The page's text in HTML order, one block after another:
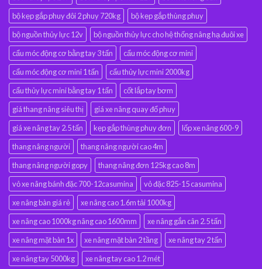
bộ kẹp gắp phuy đôi 2 phuy 720kg
bộ kẹp gắp thùng phuy
bộ nguồn thủy lực 12v
bộ nguồn thủy lực cho hệ thống nâng hạ đuôi xe
cẩu móc động cơ bằng tay 3 tấn
cẩu móc động cơ mini
cẩu móc động cơ mini 1 tấn
cẩu thủy lực mini 2000kg
cẩu thủy lực mini bằng tay 1 tấn
cốt lắp tay bơm
giá thang nâng siêu thị
giá xe nâng quay đổ phuy
giá xe nâng tay 2.5 tấn
kẹp gắp thùng phuy đơn
lốp xe nâng 600-9
thang nâng người
thang nâng người cao 4m
thang nâng người gopy
thang nâng đơn 125kg cao 8m
vỏ xe nâng bánh đặc 700-12casumina
vỏ đặc 825-15 casumina
xe nâng bàn giá rẻ
xe nâng cao 1.6m tải 1000kg
xe nâng cao 1000kg nâng cao 1600mm
xe nâng gắn cân 2.5 tấn
xe nâng mặt bàn 1x
xe nâng mặt bàn 2 tầng
xe nâng tay 2 tấn
xe nâng tay 5000kg
xe nâng tay cao 1.2 mét